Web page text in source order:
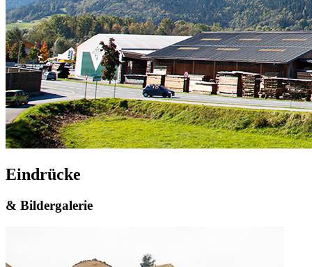
Eindrücke
& Bildergalerie